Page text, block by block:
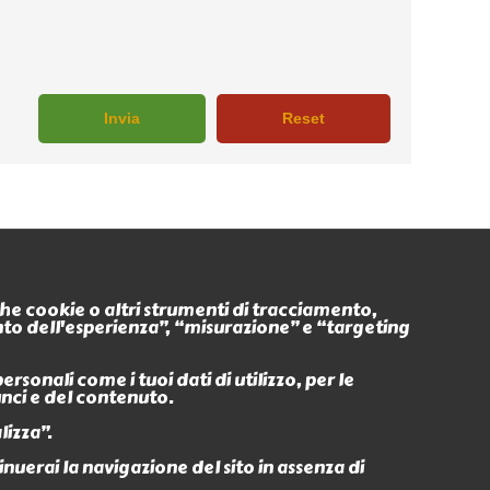
In
Eventi
cookie o altri strumenti di tracciamento,
dell'esperienza”, “misurazione” e “targeting
come i tuoi dati di utilizzo, per le
e del contenuto.
la navigazione del sito in assenza di